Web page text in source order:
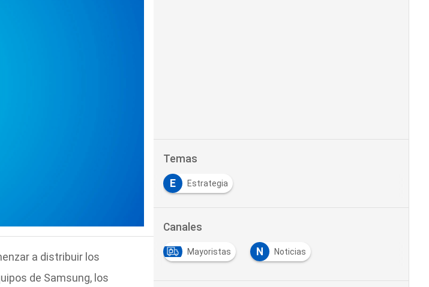
a distribuir los
de Samsung, los
Temas
E Estrategia
Canales
Mayoristas N Noticias